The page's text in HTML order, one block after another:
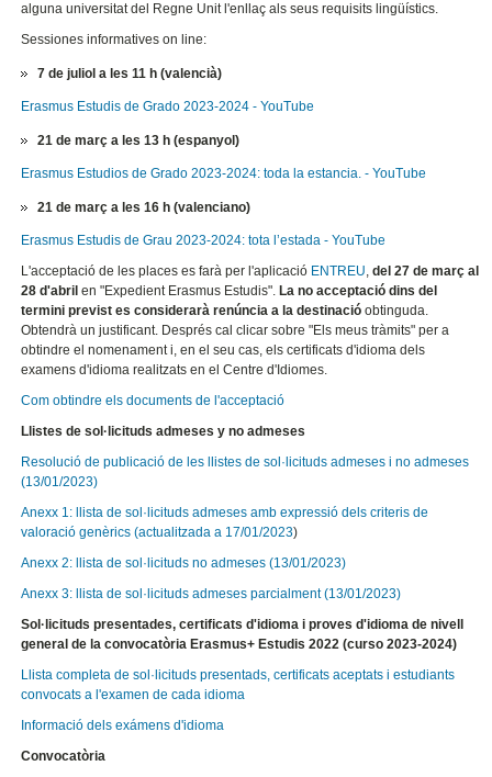
alguna universitat del Regne Unit l'enllaç als seus requisits lingüístics.
Sessiones informatives on line:
7 de juliol a les 11 h (valencià)
Erasmus Estudis de Grado 2023-2024 - YouTube
21 de març a les 13 h (espanyol)
Erasmus Estudios de Grado 2023-2024: toda la estancia. - YouTube
21 de març a les 16 h (valenciano)
Erasmus Estudis de Grau 2023-2024: tota l’estada - YouTube
L'acceptació de les places es farà per l'aplicació ENTREU,del 27 de març al
28 d'abrilen "Expedient Erasmus Estudis". La no acceptació dins del
termini previst es considerarà renúncia a la destinacióobtinguda.
Obtendrà un justificant. Després cal clicar sobre "Els meus tràmits" per a
obtindre el nomenament i, en el seu cas, els certificats d'idioma dels
examens d'idioma realitzats en el Centre d'Idiomes.
Com obtindre els documents de l'acceptació
Llistes de sol·licituds admeses y no admeses
Resolució de publicació de les llistes de sol·licituds admeses i no admeses
(13/01/2023)
Anexx 1: llista de sol·licituds admeses amb expressió dels criteris de
valoració genèrics (actualitzada a 17/01/2023)
Anexx 2: llista de sol·licituds no admeses (13/01/2023)
Anexx 3: llista de sol·licituds admeses parcialment (13/01/2023)
Sol·licituds presentades, certificats d'idioma i proves d'idioma de nivell
general de la convocatòria Erasmus+ Estudis 2022 (curso 2023-2024)
Llista completa de sol·licituds presentads, certificats aceptats i estudiants
convocats a l'examen de cada idioma
Informació dels exámens d'idioma
Convocatòria